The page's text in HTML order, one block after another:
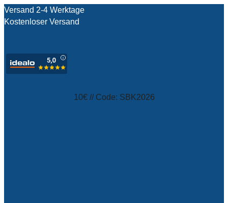
Versand 2-4 Werktage
Kostenloser Versand
10€ // Code: SBK2026